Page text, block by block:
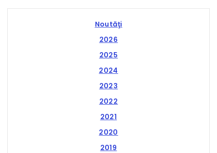
2019
2020
2021
2022
2023
2024
2025
2026
Noutăţi